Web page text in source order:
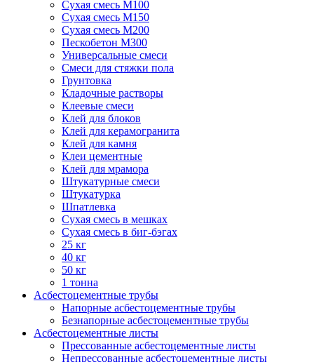
Сухая смесь М100
Сухая смесь М150
Сухая смесь М200
Пескобетон М300
Универсальные смеси
Смеси для стяжки пола
Грунтовка
Кладочные растворы
Клеевые смеси
Клей для блоков
Клей для керамогранита
Клей для камня
Клеи цементные
Клей для мрамора
Штукатурные смеси
Штукатурка
Шпатлевка
Сухая смесь в мешках
Сухая смесь в биг-бэгах
25 кг
40 кг
50 кг
1 тонна
Асбестоцементные трубы
Напорные асбестоцементные трубы
Безнапорные асбестоцементные трубы
Асбестоцементные листы
Прессованные асбестоцементные листы
Непрессованные асбестоцементные листы